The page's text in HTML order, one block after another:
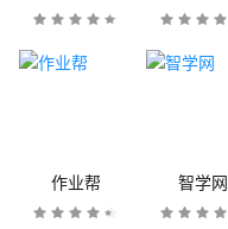
作业帮 智学网